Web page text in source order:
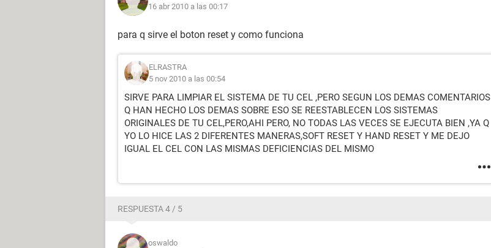
16 abr 2010 a las 00:17
para q sirve el boton reset y como funciona
ELRASTRA
5 nov 2010 a las 00:54
SIRVE PARA LIMPIAR EL SISTEMA DE TU CEL ,PERO SEGUN LOS DEMAS COMENTARIOS
Q HAN HECHO LOS DEMAS SOBRE ESO SE REESTABLECEN LOS SISTEMAS
ORIGINALES DE TU CEL,PERO,AHI PERO, NO TODAS LAS VECES SE EJECUTA BIEN ,YA Q
YO LO HICE LAS 2 DIFERENTES MANERAS,SOFT RESET Y HAND RESET Y ME DEJO
IGUAL EL CEL CON LAS MISMAS DEFICIENCIAS DEL MISMO
RESPUESTA 4 / 5
oswaldo